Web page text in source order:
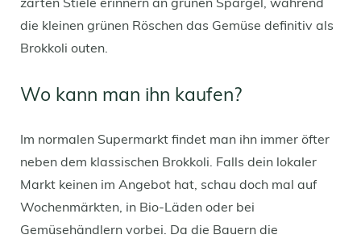
zarten Stiele erinnern an grünen Spargel, während
die kleinen grünen Röschen das Gemüse definitiv als
Brokkoli outen.
Wo kann man ihn kaufen?
Im normalen Supermarkt findet man ihn immer öfter
neben dem klassischen Brokkoli. Falls dein lokaler
Markt keinen im Angebot hat, schau doch mal auf
Wochenmärkten, in Bio-Läden oder bei
Gemüsehändlern vorbei. Da die Bauern die